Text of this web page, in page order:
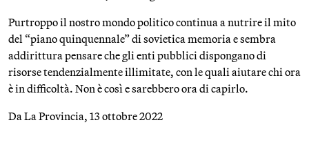
Purtroppo il nostro mondo politico continua a nutrire il mito
del “piano quinquennale” di sovietica memoria e sembra
addirittura pensare che gli enti pubblici dispongano di
risorse tendenzialmente illimitate, con le quali aiutare chi ora
è in difficoltà. Non è così e sarebbero ora di capirlo.
Da La Provincia, 13 ottobre 2022